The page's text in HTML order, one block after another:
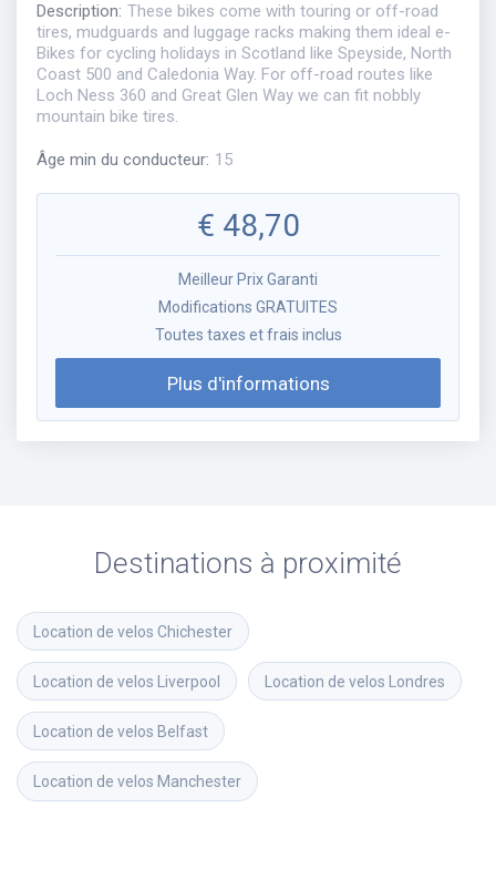
Description: These bikes come with touring or off-road
tires, mudguards and luggage racks making them ideal e-
Bikes for cycling holidays in Scotland like Speyside, North
Coast 500 and Caledonia Way. For off-road routes like
Loch Ness 360 and Great Glen Way we can fit nobbly
mountain bike tires.
Âge min du conducteur: 15
€ 48,70
Meilleur Prix Garanti
Modifications GRATUITES
Toutes taxes et frais inclus
Plus d'informations
Destinations à proximité
Location de velos Chichester
Location de velos Liverpool Location de velos Londres
Location de velos Belfast
Location de velos Manchester